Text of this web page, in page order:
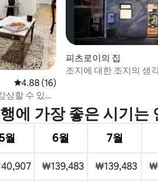
평점 4.88점(5점 만점), 후기 16개
4.88 (16)
상할 수 있는
피츠로이의 집
조지에 대한 조지의 생
에 가장 좋은 시기는
월 6월 7월
₩139,483 ₩139,483